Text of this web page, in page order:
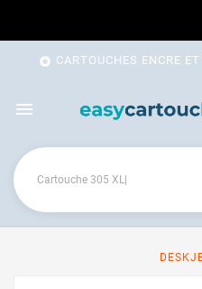
 CARTOUCHES ENCRE
